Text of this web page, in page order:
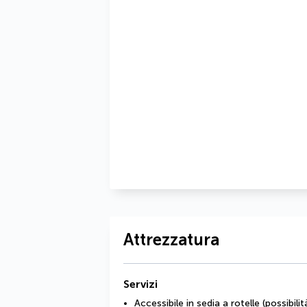
Attrezzatura
Servizi
Accessibile in sedia a rotelle